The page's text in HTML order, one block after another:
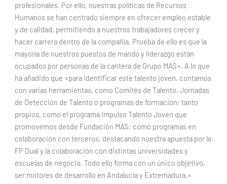
profesionales. Por ello, nuestras políticas de Recursos
Humanos se han centrado siempre en ofrecer empleo estable
y de calidad, permitiendo a nuestros trabajadores crecer y
hacer carrera dentro de la compañía. Prueba de ello es que la
mayoría de nuestros puestos de mando y liderazgo están
ocupados por personas de la cantera de Grupo MAS». A lo que
ha añadido que «para identificar este talento joven, contamos
con varias herramientas, como Comités de Talento, Jornadas
de Detección de Talento o programas de formación; tanto
propios, como el programa Impulso Talento Joven que
promovemos desde Fundación MAS; como programas en
colaboración con terceros, destacando nuestra apuesta por la
FP Dual y la colaboración con distintas universidades y
escuelas de negocio. Todo ello forma con un único objetivo,
ser motores de desarrollo en Andalucía y Extremadura.»